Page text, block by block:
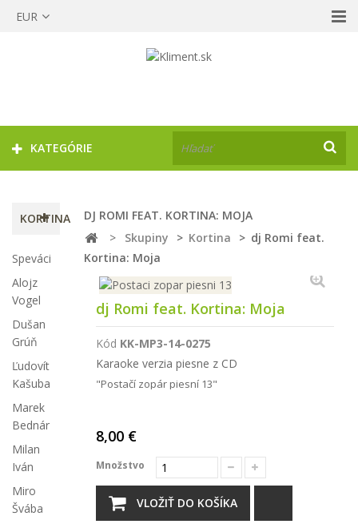
EUR
KATEGÓRIE
KORTINA
Speváci
Alojz
Vogel
Dušan
Grúň
Ľudovít
Kašuba
Marek
Bednár
Milan
Iván
Miro
Švába
DJ ROMI FEAT. KORTINA: MOJA
>
Skupiny > Kortina > dj Romi feat.
Kortina: Moja
dj Romi feat. Kortina: Moja
Kód KK-MP3-14-0275
Karaoke verzia piesne z CD
"Postačí zopár piesní 13"
8,00 €
Množstvo
VLOŽIŤ DO KOŠÍKA